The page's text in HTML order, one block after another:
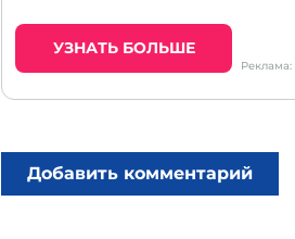
УЗНАТЬ БОЛЬШЕ
Добавить комментарий